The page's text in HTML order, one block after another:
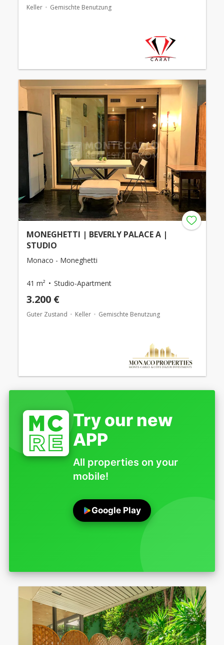
Keller Gemischte Benutzung
MONEGHETTI | BEVERLY PALACE A |
STUDIO
Monaco - Moneghetti
41 m² Studio-Apartment
3.200 €
Guter Zustand Keller Gemischte Benutzung
Try our new
APP
All properties on your
mobile!
Google Play